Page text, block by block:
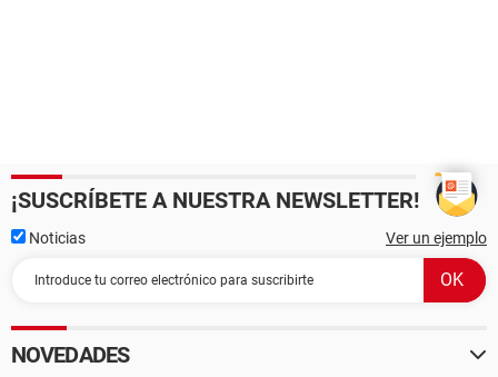
¡SUSCRÍBETE A NUESTRA NEWSLETTER!
Noticias Ver un ejemplo
NOVEDADES